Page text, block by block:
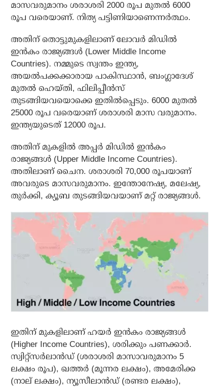
മാസവരുമാനം ശരാശരി 2000 രൂപ മുതല്‍ 6000
രൂപ വരെയാണ്. നിത്യ പട്ടിണിയാണെന്നര്‍ത്ഥം.
അതിന് തൊട്ടുമുകളിലാണ് ലോവര്‍ മിഡില്‍
ഇന്‍കം രാജ്യങ്ങള്‍ (Lower Middle Income
Countries). നമ്മുടെ സ്വന്തം ഇന്ത്യ,
അയല്‍പക്കക്കാരായ പാകിസ്ഥാന്‍, ബംഗ്ലാദേശ്
മുതല്‍ ഹെയ്തി, ഫിലിപ്പീന്‍സ്
തുടങ്ങിയവയൊക്കെ ഇതില്‍പ്പെടും. 6000 മുതല്‍
25000 രൂപ വരെയാണ് ശരാശരി മാസ വരുമാനം.
ഇന്ത്യയുടെത് 12000 രൂപ.
അതിന് മുകളില്‍ അപ്പര്‍ മിഡില്‍ ഇന്‍കം
രാജ്യങ്ങള്‍ (Upper Middle Income Countries).
അതിലാണ് ചൈന. ശരാശരി 70,000 രൂപയാണ്
അവരുടെ മാസവരുമാനം. ഇന്തോനേഷ്യ, മലേഷ്യ,
തുര്‍ക്കി, ക്യൂബ തുടങ്ങിയവയാണ് മറ്റ് രാജ്യങ്ങള്‍.
ഇതിന് മുകളിലാണ് ഹയര്‍ ഇന്‍കം രാജ്യങ്ങള്‍
(Higher Income Countries), ശരിക്കും പണക്കാര്‍.
സ്വിറ്റ്‌സര്‍ലാന്‍ഡ് (ശരാശരി മാസാവരുമാനം 5
ലക്ഷം രൂപ), ഖത്തര്‍ (മൂന്നര ലക്ഷം), അമേരിക്ക
(നാല് ലക്ഷം), ന്യൂസീലാന്‍ഡ് (രണ്ടര ലക്ഷം),